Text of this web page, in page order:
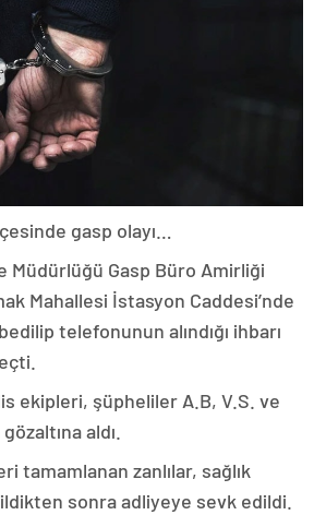
gasp olayı…
Müdürlüğü Gasp Büro Amirliği
Mahallesi İstasyon Caddesi’nde
telefonunun alındığı ihbarı
ekipleri, şüpheliler A.B, V.S. ve
aldı.
tamamlanan zanlılar, sağlık
sonra adliyeye sevk edildi.